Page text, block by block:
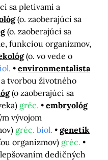
sa pletivami a
(o. zaoberajúci sa
(o. zaoberajúci sa
funkciou organizmov,
(o. vo vede o
environmentalista
tvorbou životného
(o zaoberajúci sa
gréc.
embryológ
vývojom
gréc. biol.
genetik
organizmov) gréc.
dedičných